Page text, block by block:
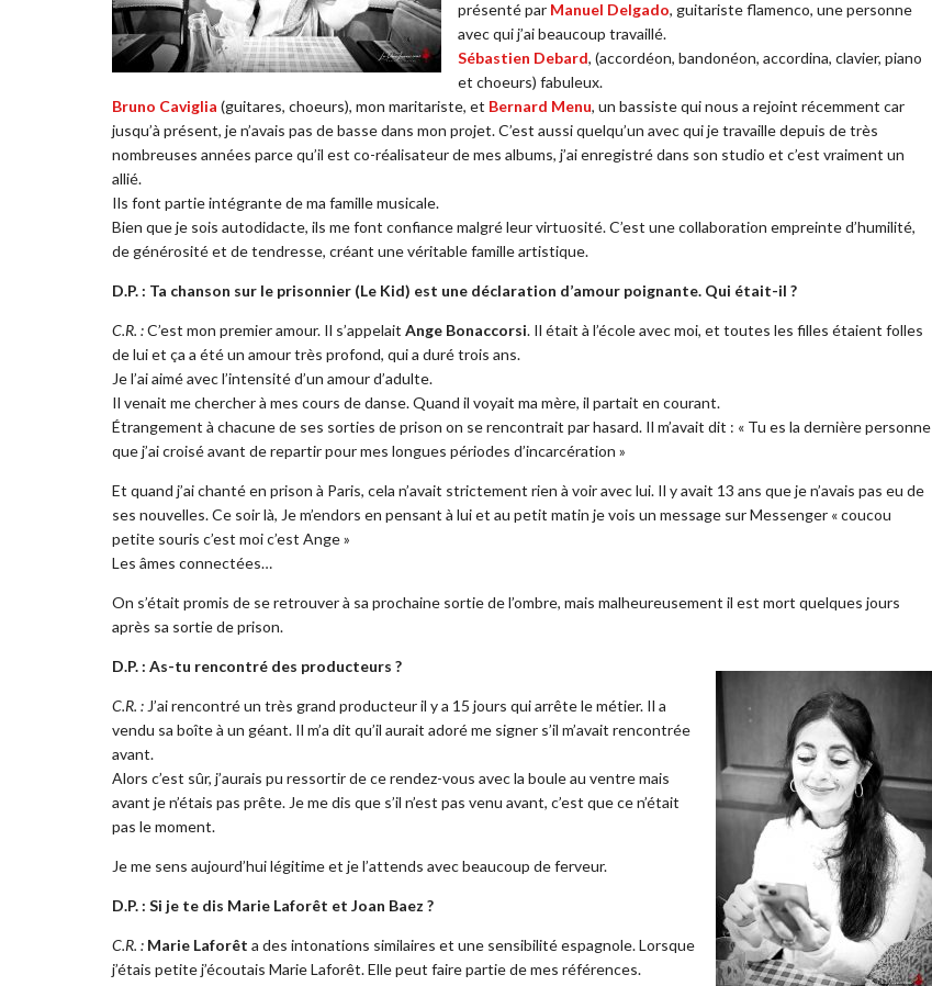
présenté par Manuel Delgado, guitariste flamenco, une personne
avec qui j’ai beaucoup travaillé.
Sébastien Debard, (accordéon, bandonéon, accordina, clavier, piano
et choeurs) fabuleux.
Bruno Caviglia (guitares, choeurs), mon maritariste, et Bernard Menu, un bassiste qui nous a rejoint récemment car
jusqu’à présent, je n’avais pas de basse dans mon projet. C’est aussi quelqu’un avec qui je travaille depuis de très
nombreuses années parce qu’il est co-réalisateur de mes albums, j’ai enregistré dans son studio et c’est vraiment un
allié.
Ils font partie intégrante de ma famille musicale.
Bien que je sois autodidacte, ils me font confiance malgré leur virtuosité. C’est une collaboration empreinte d’humilité,
de générosité et de tendresse, créant une véritable famille artistique.
D.P. : Ta chanson sur le prisonnier (Le Kid) est une déclaration d’amour poignante. Qui était-il ?
C.R. :C’est mon premier amour. Il s’appelait Ange Bonaccorsi. Il était à l’école avec moi, et toutes les filles étaient folles
de lui et ça a été un amour très profond, qui a duré trois ans.
Je l’ai aimé avec l’intensité d’un amour d’adulte.
Il venait me chercher à mes cours de danse. Quand il voyait ma mère, il partait en courant.
Étrangement à chacune de ses sorties de prison on se rencontrait par hasard. Il m’avait dit : « Tu es la dernière personne
que j’ai croisé avant de repartir pour mes longues périodes d’incarcération »
Et quand j’ai chanté en prison à Paris, cela n’avait strictement rien à voir avec lui. Il y avait 13 ans que je n’avais pas eu de
ses nouvelles. Ce soir là, Je m’endors en pensant à lui et au petit matin je vois un message sur Messenger « coucou
petite souris c’est moi c’est Ange »
Les âmes connectées…
On s’était promis de se retrouver à sa prochaine sortie de l’ombre, mais malheureusement il est mort quelques jours
après sa sortie de prison.
D.P. : As-tu rencontré des producteurs ?
C.R. : J’ai rencontré un très grand producteur il y a 15 jours qui arrête le métier. Il a
vendu sa boîte à un géant. Il m’a dit qu’il aurait adoré me signer s’il m’avait rencontrée
avant.
Alors c’est sûr, j’aurais pu ressortir de ce rendez-vous avec la boule au ventre mais
avant je n’étais pas prête. Je me dis que s’il n’est pas venu avant, c’est que ce n’était
pas le moment.
Je me sens aujourd’hui légitime et je l’attends avec beaucoup de ferveur.
D.P. : Si je te dis Marie Laforêt et Joan Baez ?
C.R. : Marie Laforêt a des intonations similaires et une sensibilité espagnole. Lorsque
j’étais petite j’écoutais Marie Laforêt. Elle peut faire partie de mes références.